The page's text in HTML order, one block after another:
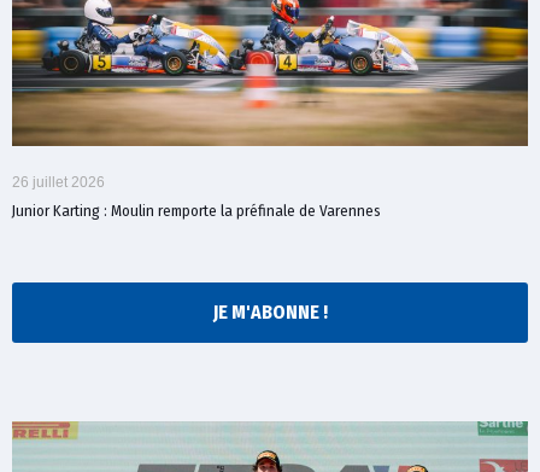
26 juillet 2026
Junior Karting : Moulin remporte la préfinale de Varennes
JE M'ABONNE !